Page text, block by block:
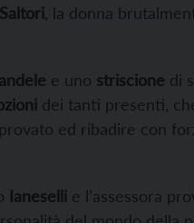
, la donna
e uno striscione di
dei tanti presenti,
ed ribadire con
Ianeselli e l’assessora